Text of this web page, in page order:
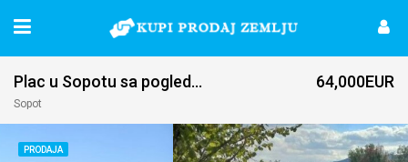
Plac u Sopotu sa pogledom na Kosmaj
Sopot
64,000EUR
PRODAJA